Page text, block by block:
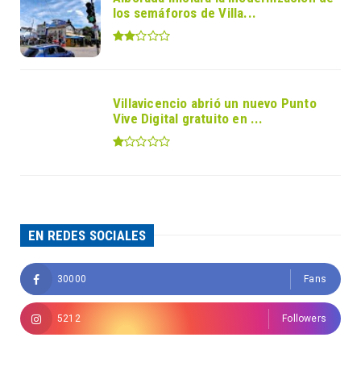
los semáforos de Villa...
Villavicencio abrió un nuevo Punto
Vive Digital gratuito en ...
EN REDES SOCIALES
30000 Fans
5212 Followers